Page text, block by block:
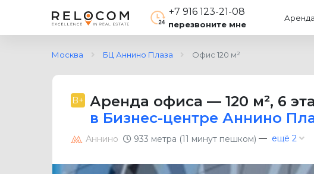
+7 916 123-21-08
перезвоните мне
Аренда
Москва БЦ Аннино Плаза Офис 120 м²
B+ Аренда офиса — 120 м², 6
в Бизнес-центре Аннино
Аннино 933 метра (11 минут пешком) — ещё 2